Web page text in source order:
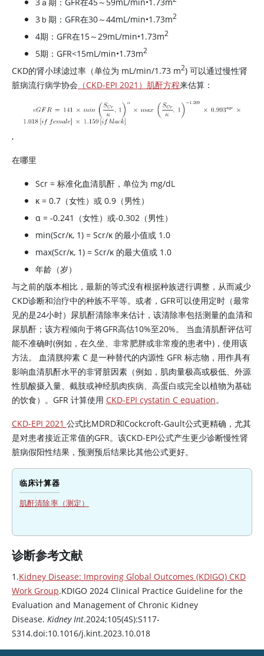
3ｂ期：GFR在30～44mL/min•1.73m2
4期：GFR在15～29mL/min•1.73m2
5期：GFR<15mL/min•1.73m2
CKD的肾小球滤过率（单位为 mL/min/1.73 m2) 可以通过慢性肾
脏病流行病学协会 （CKD-EPI 2021）肌酐方程来估算：
,
在哪里
Scr = 标准化血清肌酐，单位为 mg/dL
κ = 0.7（女性）或 0.9（男性）
α = -0.241（女性）或-0.302（男性）
min(Scr/κ, 1) = Scr/κ 的最小值或 1.0
max(Scr/κ, 1) = Scr/κ 的最大值或 1.0
年龄（岁）
与之前的版本相比，最新的等式没有根据种族进行调整，从而减少
CKD诊断和治疗中的种族不平等。或者，GFR可以使用定时（最常
见的是24小时）尿肌酐清除率来估计，该清除率包括测量的血清和
尿肌酐；该方程倾向于将GFR高估10%至20%。 当血清肌酐评估可
能不准确时(例如，在久坐、非常肥胖或非常瘦的患者中)，使用该
方法。 血清胱抑素 C 是一种替代的内源性 GFR 标志物，用作具有
影响血清肌酐水平的非肾脏因素（例如，肌肉量极高或极低、外源
性肌酸摄入量、截肢或神经肌肉疾病、高蛋白或完全以植物为基础
的饮食）。GFR 计算使用 CKD-EPI cystatin C equation。
CKD-EPI 2021 公式比MDRD和Cockcroft-Gault公式更精确，尤其
是对患者接近正常值的GFR。该CKD-EPI公式产生更少诊断慢性肾
脏病假阳性结果，预测预后结果比其他公式更好。
临床计算器
肌酐清除率（测定）
诊断参考文献
1.Kidney Disease: Improving Global Outcomes (KDIGO) CKD
Work Group.KDIGO 2024 Clinical Practice Guideline for the
Evaluation and Management of Chronic Kidney
Disease. Kidney Int.2024;105(4S):S117-
S314.doi:10.1016/j.kint.2023.10.018